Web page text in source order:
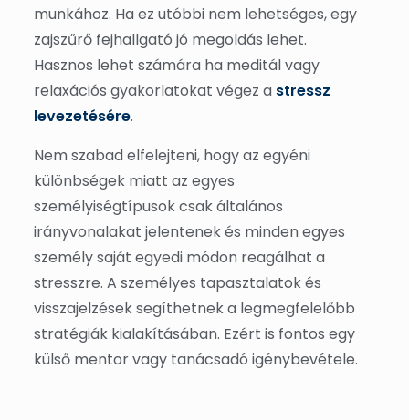
munkához. Ha ez utóbbi nem lehetséges, egy
zajszűrő fejhallgató jó megoldás lehet.
Hasznos lehet számára ha meditál vagy
relaxációs gyakorlatokat végez a stressz
levezetésére.
Nem szabad elfelejteni, hogy az egyéni
különbségek miatt az egyes
személyiségtípusok csak általános
irányvonalakat jelentenek és minden egyes
személy saját egyedi módon reagálhat a
stresszre. A személyes tapasztalatok és
visszajelzések segíthetnek a legmegfelelőbb
stratégiák kialakításában. Ezért is fontos egy
külső mentor vagy tanácsadó igénybevétele.